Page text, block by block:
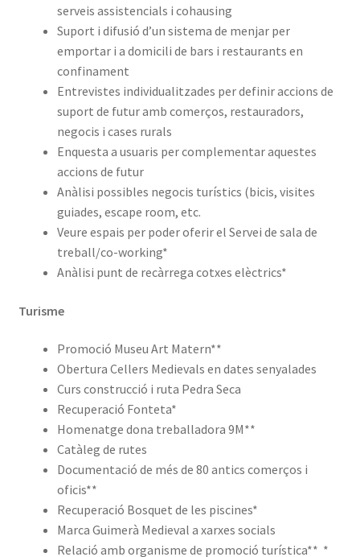
serveis assistencials i cohausing
Suport i difusió d’un sistema de menjar per
emportar i a domicili de bars i restaurants en
confinament
Entrevistes individualitzades per definir accions de
suport de futur amb comerços, restauradors,
negocis i cases rurals
Enquesta a usuaris per complementar aquestes
accions de futur
Anàlisi possibles negocis turístics (bicis, visites
guiades, escape room, etc.
Veure espais per poder oferir el Servei de sala de
treball/co-working*
Anàlisi punt de recàrrega cotxes elèctrics*
Turisme
Promoció Museu Art Matern**
Obertura Cellers Medievals en dates senyalades
Curs construcció i ruta Pedra Seca
Recuperació Fonteta*
Homenatge dona treballadora 9M**
Catàleg de rutes
Documentació de més de 80 antics comerços i
oficis**
Recuperació Bosquet de les piscines*
Marca Guimerà Medieval a xarxes socials
Relació amb organisme de promoció turística** *